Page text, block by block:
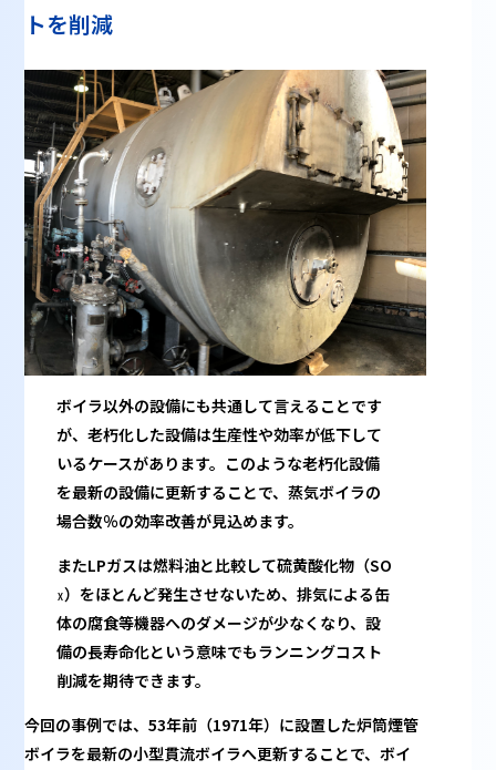
トを削減
ボイラ以外の設備にも共通して言えることです
が、老朽化した設備は生産性や効率が低下して
いるケースがあります。このような老朽化設備
を最新の設備に更新することで、蒸気ボイラの
場合数％の効率改善が見込めます。
またLPガスは燃料油と比較して硫黄酸化物（SO
X）をほとんど発生させないため、排気による缶
体の腐食等機器へのダメージが少なくなり、設
備の長寿命化という意味でもランニングコスト
削減を期待できます。
今回の事例では、53年前（1971年）に設置した炉筒煙管
ボイラを最新の小型貫流ボイラへ更新することで、ボイ